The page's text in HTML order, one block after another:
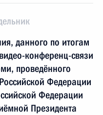
данного по итогам
конференц-связи
проведённого
Федерации
Федерации
Президента